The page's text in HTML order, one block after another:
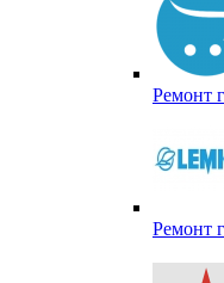
Ремонт
Ремонт